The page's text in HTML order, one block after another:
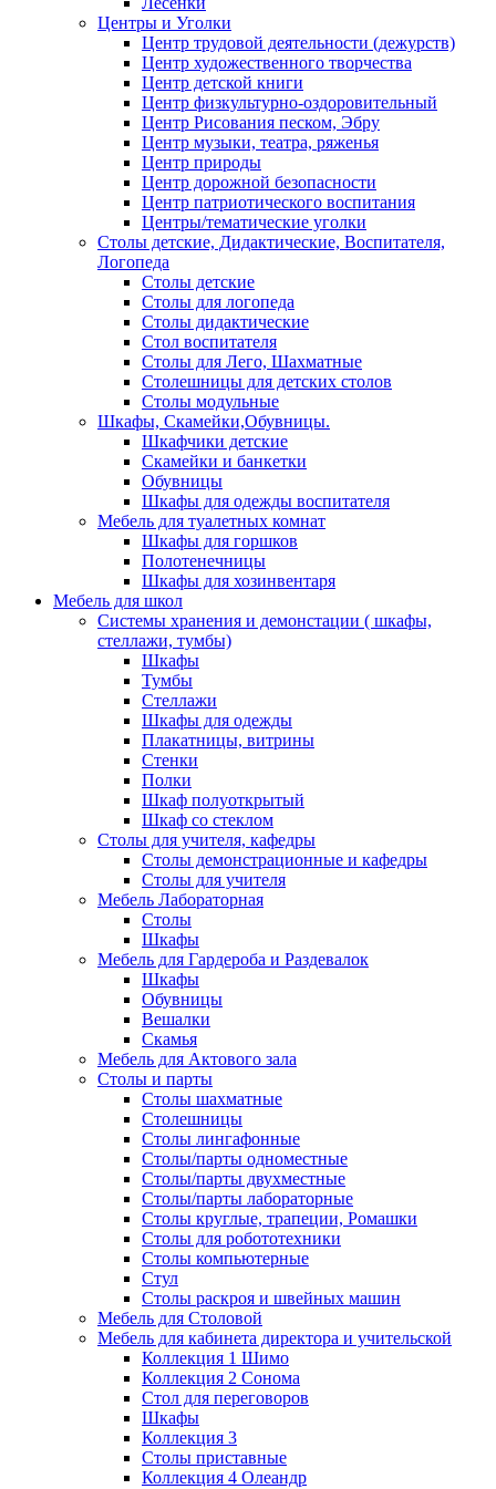
Центры и Уголки
Центр трудовой деятельности (дежурств)
Центр художественного творчества
Центр детской книги
Центр физкультурно-оздоровительный
Центр Рисования песком, Эбру
Центр музыки, театра, ряженья
Центр природы
Центр дорожной безопасности
Центр патриотического воспитания
Центры/тематические уголки
Столы детские, Дидактические, Воспитателя,
Логопеда
Столы детские
Столы для логопеда
Столы дидактические
Стол воспитателя
Столы для Лего, Шахматные
Столешницы для детских столов
Столы модульные
Шкафы, Скамейки,Обувницы.
Шкафчики детские
Скамейки и банкетки
Обувницы
Шкафы для одежды воспитателя
Мебель для туалетных комнат
Шкафы для горшков
Полотенечницы
Шкафы для хозинвентаря
Мебель для школ
Системы хранения и демонстации ( шкафы,
стеллажи, тумбы)
Шкафы
Тумбы
Стеллажи
Шкафы для одежды
Плакатницы, витрины
Стенки
Полки
Шкаф полуоткрытый
Шкаф со стеклом
Столы для учителя, кафедры
Столы демонстрационные и кафедры
Столы для учителя
Мебель Лабораторная
Столы
Шкафы
Мебель для Гардероба и Раздевалок
Шкафы
Обувницы
Вешалки
Скамья
Мебель для Актового зала
Столы и парты
Столы шахматные
Столешницы
Столы лингафонные
Столы/парты одноместные
Столы/парты двухместные
Столы/парты лабораторные
Столы круглые, трапеции, Ромашки
Столы для робототехники
Столы компьютерные
Стул
Столы раскроя и швейных машин
Мебель для Столовой
Мебель для кабинета директора и учительской
Коллекция 1 Шимо
Коллекция 2 Сонома
Стол для переговоров
Шкафы
Коллекция 3
Столы приставные
Коллекция 4 Олеандр